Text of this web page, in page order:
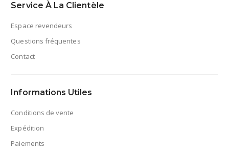
Service À La Clientèle
Espace revendeurs
Questions fréquentes
Contact
Informations Utiles
Conditions de vente
Expédition
Paiements